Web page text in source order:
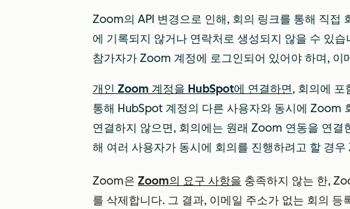
Zoom의 API 변경으로 인해, 회의 링크를 통해 직접
에 기록되지 않거나 연락처로 생성되지 않을 수 있
참가자가 Zoom 계정에 로그인되어 있어야 하며, 이
개인 Zoom 계정을 HubSpot에 연결하면, 회의에 포
통해 HubSpot 계정의 다른 사용자와 동시에 Zoom
연결하지 않으면, 회의에는 원래 Zoom 연동을 연
해 여러 사용자가 동시에 회의를 진행하려고 할 경
Zoom은 Zoom의 요구 사항을 충족하지 않는 한,
를 삭제합니다. 그 결과, 이메일 주소가 없는 회의